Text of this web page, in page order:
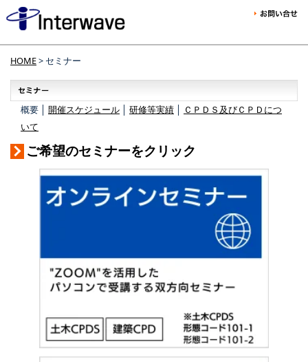
HOME> セミナー
概要 │ 開催スケジュール 研修等実績
ＣＰＤＳ及びＣＰＤにつ
いて
ご希望のセミナーをクリック